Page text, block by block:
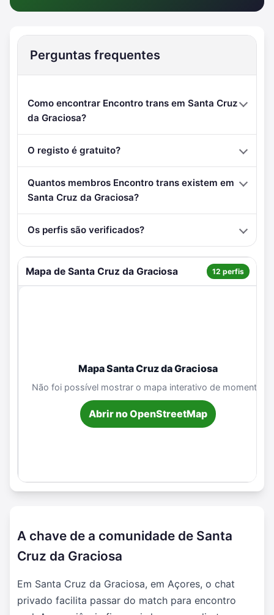
Perguntas frequentes
Como encontrar Encontro trans em Santa Cruz
da Graciosa?
O registo é gratuito?
Quantos membros Encontro trans existem em
Santa Cruz da Graciosa?
Os perfis são verificados?
Mapa de Santa Cruz da Graciosa 12 perfis
Mapa Santa Cruz da Graciosa
Não foi possível mostrar o mapa interativo de momento.
Abrir no OpenStreetMap
A chave de a comunidade de Santa
Cruz da Graciosa
Em Santa Cruz da Graciosa, em Açores, o chat
privado facilita passar do match para encontro